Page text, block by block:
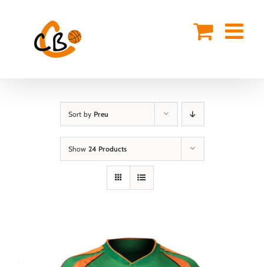
Sort by Preu
Show 24 Products